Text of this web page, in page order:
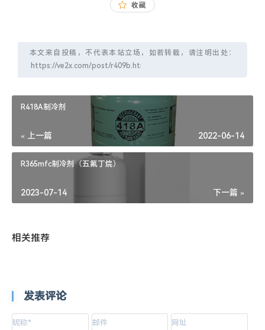
收藏
本文来自投稿，不代表本站立场，如若转载，请注明出处：
R418A制冷剂
« 上一篇 2022-06-14
R365mfc制冷剂（五氟丁烷）
下一篇 »
2023-07-14
相关推荐
发表评论